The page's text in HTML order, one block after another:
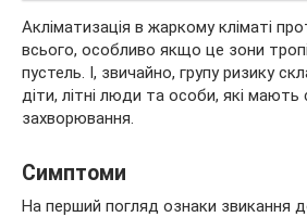
Акліматизація в жаркому кліматі
всього, особливо якщо це зони
пустель. І, звичайно, групу ризику
діти, літні люди та особи, які мають
захворювання.
Симптоми
На перший погляд ознаки звикання